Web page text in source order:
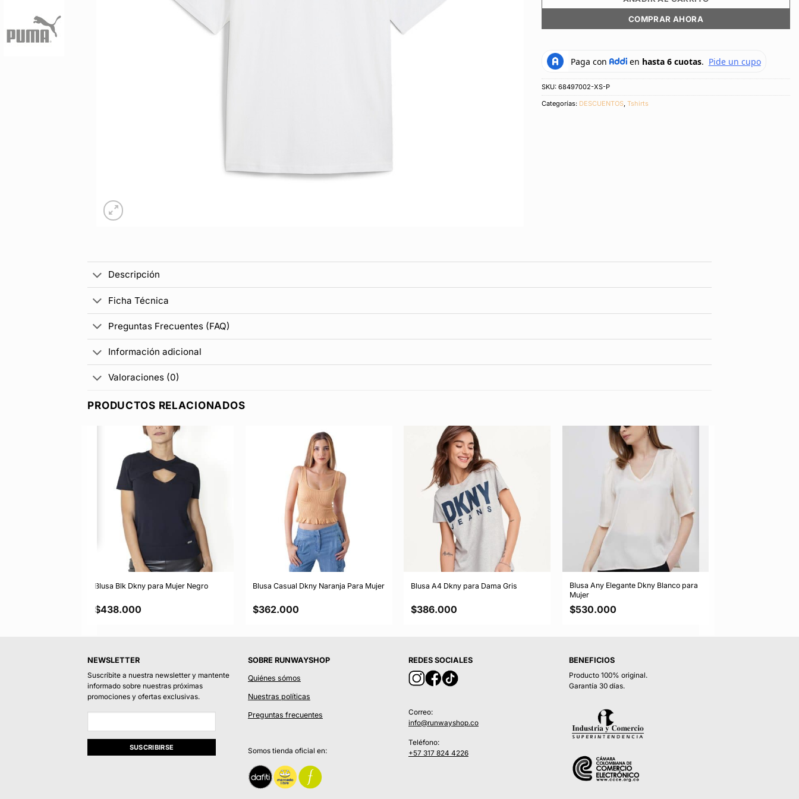
COMPRAR AHORA
SKU: 68497002-XS-P
Categorías: DESCUENTOS, Tshirts
Descripción
Ficha Técnica
Preguntas Frecuentes (FAQ)
Información adicional
Valoraciones (0)
PRODUCTOS RELACIONADOS
Blusa Blk Dkny para Mujer Negro
$438.000
Blusa Casual Dkny Naranja Para Mujer
$362.000
Blusa A4 Dkny para Dama Gris
$386.000
Blusa Any Elegante Dkny Blanco para
Mujer
$530.000
NEWSLETTER
Suscríbite a nuestra newsletter y mantente
informado sobre nuestras próximas
promociones y ofertas exclusivas.
SOBRE RUNWAYSHOP
Quiénes sómos
Nuestras políticas
Preguntas frecuentes
Somos tienda oficial en:
REDES SOCIALES
Correo:
info@runwayshop.co
Teléfono:
+57 317 824 4226
BENEFICIOS
Producto 100% original.
Garantía 30 días.